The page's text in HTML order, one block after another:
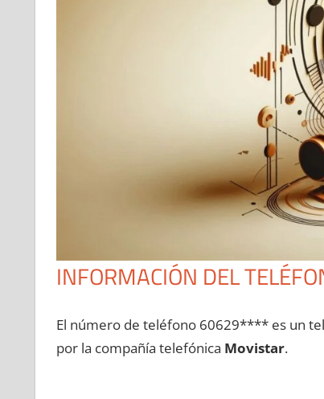
INFORMACIÓN DEL
El número dе teléfono 60629**** es un
pοr la compañía telefónica Movistar.